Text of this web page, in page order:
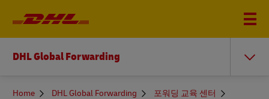
DHL Global Forwarding
You
Home DHL Global Forwarding
포워딩 교육 센터